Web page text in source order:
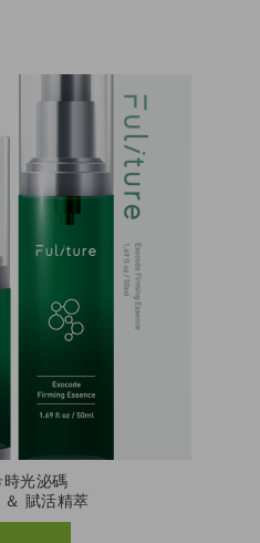
時光泌碼
＆ 賦活精萃